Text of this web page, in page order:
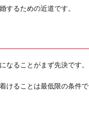
するための近道です。
なることがまず先決です。
けることは最低限の条件で